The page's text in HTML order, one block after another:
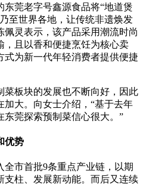
莞老字号鑫源食品将“地道煲
至世界各地，让传统非遗焕发
灵表示，该产品采用潮流时尚
，且以香和便捷烹饪为核心卖
式为新一代年轻消费者提供便捷
板块的发展也不断向好，因此
大。向女士介绍，“基于去年
东莞探索预制菜信心很大。”
优势
市首批9条重点产业链，以期
支柱、发展新动能。而后又连续